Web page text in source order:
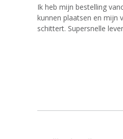
Ik heb mijn bestelling
kunnen plaatsen en mijn
schittert. Supersnelle